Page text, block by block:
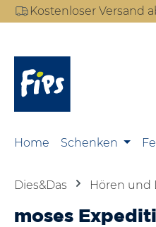
Hauptinhalt springen
Zur Suche springen
Zur Hauptnavigation
Kostenloser Versand
Home Schenken
Dies&Das Hören und
moses